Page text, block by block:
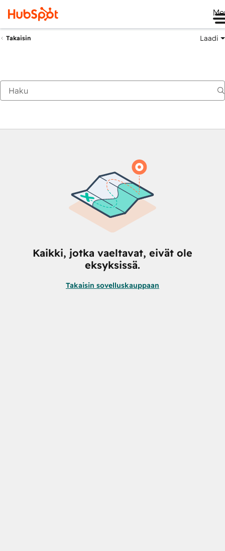
Takaisin Laadi
Kaikki, jotka vaeltavat, eivät ole
eksyksissä.
Takaisin sovelluskauppaan